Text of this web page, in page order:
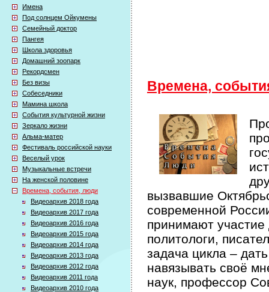
Имена
Под солнцем Ойкумены
Семейный доктор
Пангея
Школа здоровья
Домашний зоопарк
Рекордсмен
Без визы
Собеседники
Мамина школа
События культурной жизни
Зеркало жизни
Альма-матер
Фестиваль российской науки
Веселый урок
Музыкальные встречи
На женской половине
Времена, события, люди
Видеоархив 2018 года
Видеоархив 2017 года
Видеоархив 2016 года
Видеоархив 2015 года
Видеоархив 2014 года
Видеоархив 2013 года
Видеоархив 2012 года
Видеоархив 2011 года
Видеоархив 2010 года
Времена,
вызвавшие
современной
принимают участие
политологи,
задача цикла –
навязывать своё
наук, профессор